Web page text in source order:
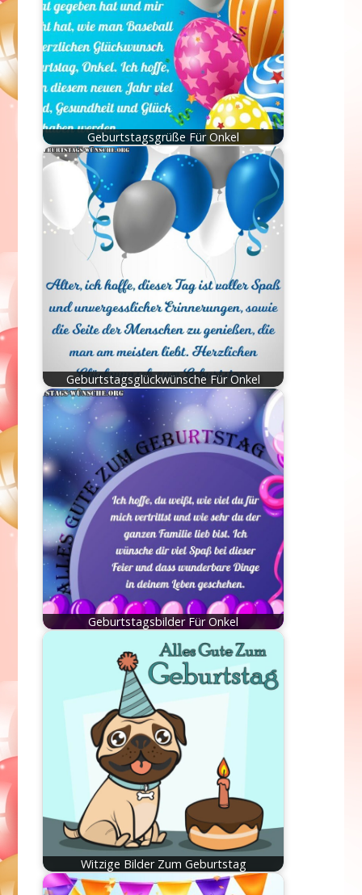
Geburtstagsgrüße Für Onkel
Geburtstagsglückwünsche Für Onkel
Geburtstagsbilder Für Onkel
Witzige Bilder Zum Geburtstag